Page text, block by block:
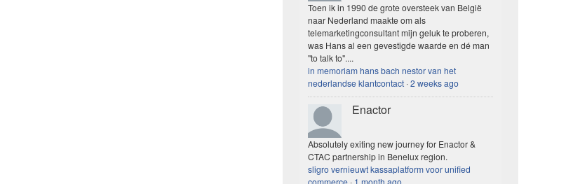
Toen ik in 1990 de grote oversteek van België
naar Nederland maakte om als
telemarketingconsultant mijn geluk te proberen,
was Hans al een gevestigde waarde en dé man
"to talk to"....
in memoriam hans bach nestor van het
nederlandse klantcontact ·2 weeks ago
Enactor
Absolutely exiting new journey for Enactor &
CTAC partnership in Benelux region.
sligro vernieuwt kassaplatform voor unified
commerce · 1 month ago